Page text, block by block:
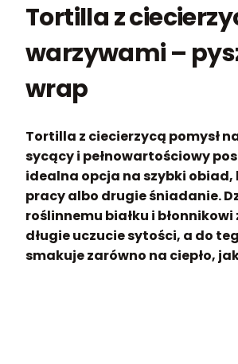
Tortilla z
warzywami –
wrap
Tortilla z ciecierzycą pomysł
sycący i pełnowartościowy
idealna opcja na szybki obiad,
pracy albo drugie śniadanie.
roślinnemu białku i
długie uczucie sytości, a do
smakuje zarówno na ciepło,